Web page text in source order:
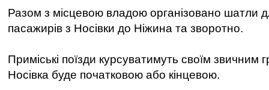
Разом з місцевою владою організовано шатли
пасажирів з Носівки до Ніжина та зворотно.
Приміські поїзди курсуватимуть своїм звичним
Носівка буде початковою або кінцевою.